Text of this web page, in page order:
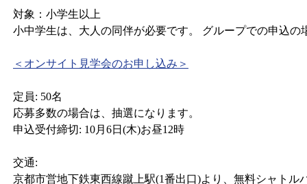
対象：小学生以上
小中学生は、大人の同伴が必要です。 グループでの申込の
＜オンサイト見学会のお申し込み＞
定員: 50名
応募多数の場合は、抽選になります。
申込受付締切: 10月6日(木)お昼12時
交通:
京都市営地下鉄東西線蹴上駅(1番出口)より、無料シャトル